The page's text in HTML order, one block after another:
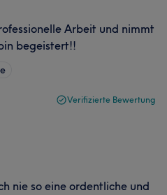
Arbeit und nimmt
begeistert!!
Verifizierte Bewertung
nie so eine ordentliche und